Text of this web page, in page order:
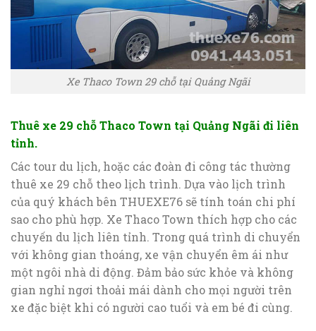
Xe Thaco Town 29 chỗ tại Quảng Ngãi
Thuê xe 29 chỗ Thaco Town tại Quảng Ngãi đi liên
tỉnh.
Các tour du lịch, hoặc các đoàn đi công tác thường
thuê xe 29 chỗ theo lịch trình. Dựa vào lịch trình
của quý khách bên THUEXE76 sẽ tính toán chi phí
sao cho phù hợp. Xe Thaco Town thích hợp cho các
chuyến du lịch liên tỉnh. Trong quá trình di chuyển
với không gian thoáng, xe vận chuyển êm ái như
một ngôi nhà di động. Đảm bảo sức khỏe và không
gian nghỉ ngơi thoải mái dành cho mọi người trên
xe đặc biệt khi có người cao tuổi và em bé đi cùng.